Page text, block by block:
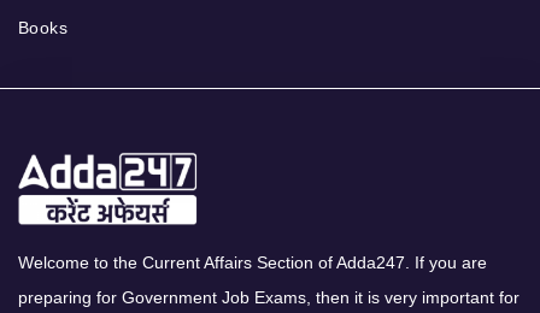
Books
Welcome to the Current Affairs Section of Adda247. If you are
preparing for Government Job Exams, then it is very important for